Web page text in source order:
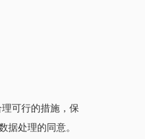
可行的措施，保
处理的同意。